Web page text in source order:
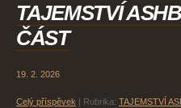
TAJEMSTVÍ
ČÁST
19. 2. 2026
Celý příspěvek Rubrika: TAJEMSTVÍ